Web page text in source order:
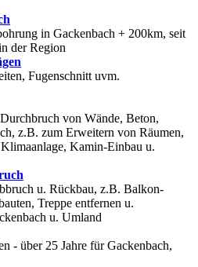
in Gackenbach + 200km, seit
der Region
Fugenschnitt uvm.
von Wände, Beton,
z.B. zum Erweitern von Räumen,
Kamin-Einbau u.
u. Rückbau, z.B. Balkon-
Treppe entfernen u.
u. Umland
- über 25 Jahre für Gackenbach,